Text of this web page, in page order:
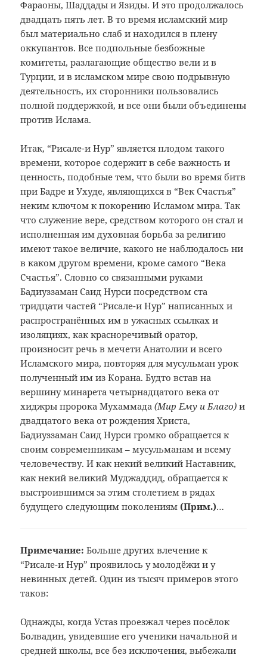
Фараоны, Шаддады и Язиды. И это продолжалось
двадцать пять лет. В то время исламский мир
был материально слаб и находился в плену
оккупантов. Все подпольные безбожные
комитеты, разлагающие общество вели и в
Турции, и в исламском мире свою подрывную
деятельность, их сторонники пользовались
полной поддержкой, и все они были объединены
против Ислама.
Итак, “Рисале-и Нур” является плодом такого
времени, которое содержит в себе важность и
ценность, подобные тем, что были во время битв
при Бадре и Ухуде, являющихся в “Век Счастья”
неким ключом к покорению Исламом мира. Так
что служение вере, средством которого он стал и
исполненная им духовная борьба за религию
имеют такое величие, какого не наблюдалось ни
в каком другом времени, кроме самого “Века
Счастья”. Словно со связанными руками
Бадиуззаман Саид Нурси посредством ста
тридцати частей “Рисале-и Нур” написанных и
распространённых им в ужасных ссылках и
изоляциях, как красноречивый оратор,
произносит речь в мечети Анатолии и всего
Исламского мира, повторяя для мусульман урок
полученный им из Корана. Будто встав на
вершину минарета четырнадцатого века от
хиджры пророка Мухаммада(Мир Ему и Благо) и
двадцатого века от рождения Христа,
Бадиуззаман Саид Нурси громко обращается к
своим современникам – мусульманам и всему
человечеству. И как некий великий Наставник,
как некий великий Муджаддид, обращается к
выстроившимся за этим столетием в рядах
будущего следующим поколениям (Прим.)…
Примечание: Больше других влечение к
“Рисале-иНур” проявилось у молодёжи и у
невинныхдетей. Один из тысяч примеров этого
таков:
Однажды,когда Устаз проезжал через посёлок
Болвадин, увидевшие его ученики начальнойи
средней школы, все без исключения,выбежали